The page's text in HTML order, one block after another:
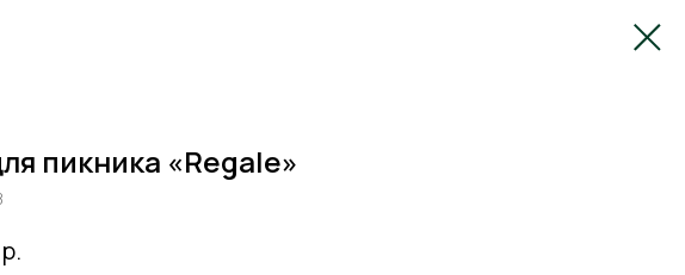
пикника «Regale»
р.